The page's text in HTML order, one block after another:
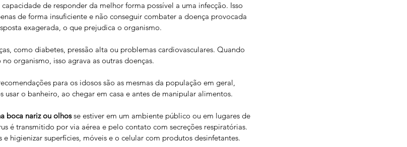
de responder da melhor forma possível a uma infecção. Isso
de forma insuficiente e não conseguir combater a doença provocada
exagerada, o que prejudica o organismo.
como diabetes, pressão alta ou problemas cardiovasculares. Quando
organismo, isso agrava as outras doenças.
para os idosos são as mesmas da população em geral,
usar o banheiro, ao chegar em casa e antes de manipular alimentos.
boca nariz ou olhos se estiver em um ambiente público ou em lugares de
é transmitido por via aérea e pelo contato com secreções respiratórias.
higienizar superfícies, móveis e o celular com produtos desinfetantes.